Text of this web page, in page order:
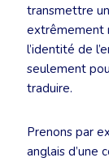
transmettre
extrêmement
l’identité de
seulement
traduire.
Prenons par
anglais d’une